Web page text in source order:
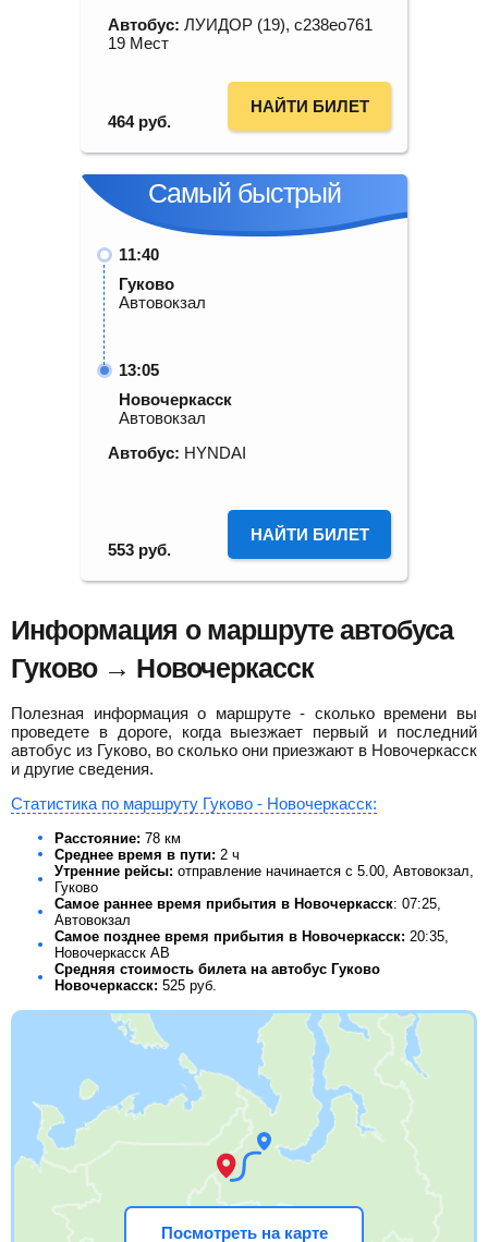
Автобус: ЛУИДОР (19), с238ео761
19 Мест
464 руб.
НАЙТИ БИЛЕТ
Самый быстрый
11:40
Гуково
Автовокзал
13:05
Новочеркасск
Автовокзал
Автобус: HYNDAI
553 руб.
НАЙТИ БИЛЕТ
Информация о маршруте автобуса
Гуково → Новочеркасск
Полезная информация о маршруте - сколько времени вы
проведете в дороге, когда выезжает первый и последний
автобус из Гуково, во сколько они приезжают в Новочеркасск
и другие сведения.
Статистика по маршруту Гуково - Новочеркасск:
Расстояние: 78 км
Среднее время в пути: 2 ч
Утренние рейсы: отправление начинается с 5.00, Автовокзал,
Гуково
Самое раннее время прибытия в Новочеркасск: 07:25,
Автовокзал
Самое позднее время прибытия в Новочеркасск: 20:35,
Новочеркасск АВ
Средняя стоимость билета на автобус Гуково
Новочеркасск: 525 руб.
Посмотреть на карте